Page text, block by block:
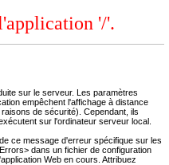
'/'.
sur le serveur. Les paramètres
empêchent l'affichage à distance
de sécurité). Cependant, ils
sur l'ordinateur serveur local.
ce message d'erreur spécifique sur les
dans un fichier de configuration
Web en cours. Attribuez